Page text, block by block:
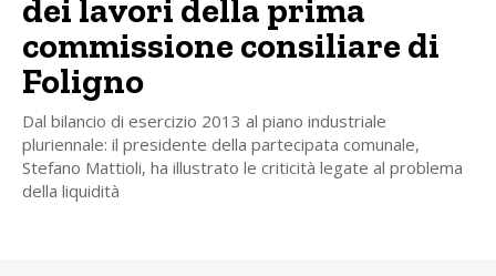
dei lavori della prima
commissione consiliare di
Foligno
Dal bilancio di esercizio 2013 al piano industriale
pluriennale: il presidente della partecipata comunale,
Stefano Mattioli, ha illustrato le criticità legate al problema
della liquidità